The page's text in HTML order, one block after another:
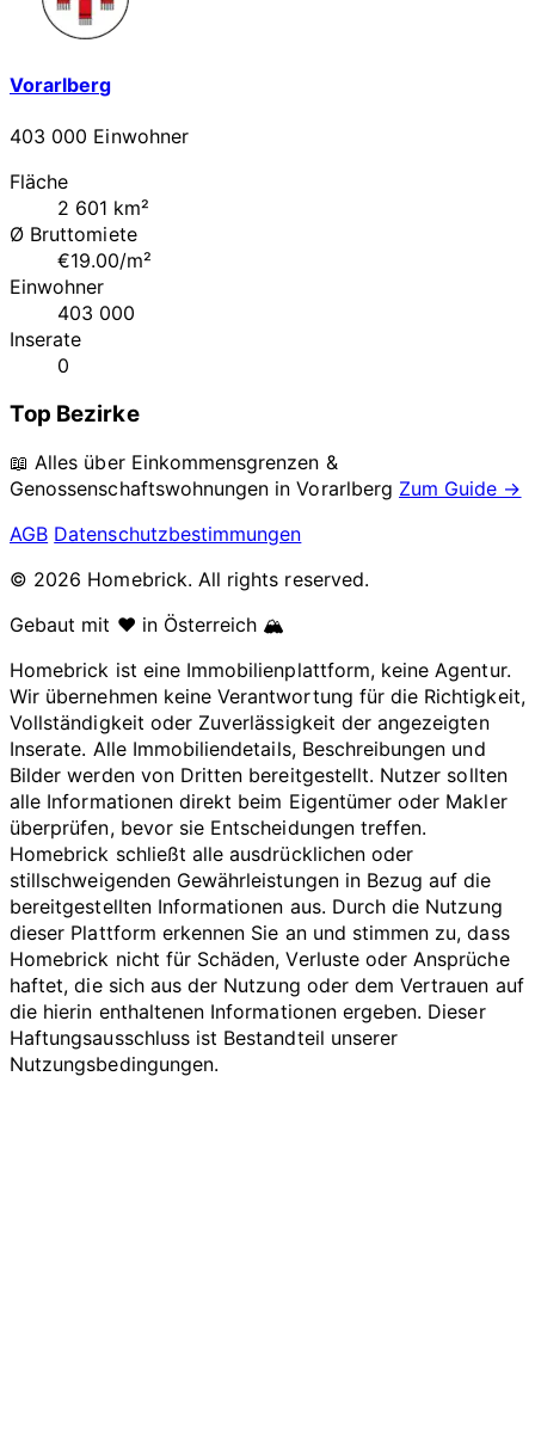
Vorarlberg
403 000 Einwohner
Fläche
2 601 km²
Ø Bruttomiete
€19.00/m²
Einwohner
403 000
Inserate
0
Top Bezirke
📖 Alles über Einkommensgrenzen &
Genossenschaftswohnungen inVorarlberg Zum Guide →
AGB Datenschutzbestimmungen
© 2026 Homebrick. All rights reserved.
Gebaut mit ❤️ in Österreich 🏔️
Homebrick ist eine Immobilienplattform, keine Agentur.
Wir übernehmen keine Verantwortung für die Richtigkeit,
Vollständigkeit oder Zuverlässigkeit der angezeigten
Inserate. Alle Immobiliendetails, Beschreibungen und
Bilder werden von Dritten bereitgestellt. Nutzer sollten
alle Informationen direkt beim Eigentümer oder Makler
überprüfen, bevor sie Entscheidungen treffen.
Homebrick schließt alle ausdrücklichen oder
stillschweigenden Gewährleistungen in Bezug auf die
bereitgestellten Informationen aus. Durch die Nutzung
dieser Plattform erkennen Sie an und stimmen zu, dass
Homebrick nicht für Schäden, Verluste oder Ansprüche
haftet, die sich aus der Nutzung oder dem Vertrauen auf
die hierin enthaltenen Informationen ergeben. Dieser
Haftungsausschluss ist Bestandteil unserer
Nutzungsbedingungen.